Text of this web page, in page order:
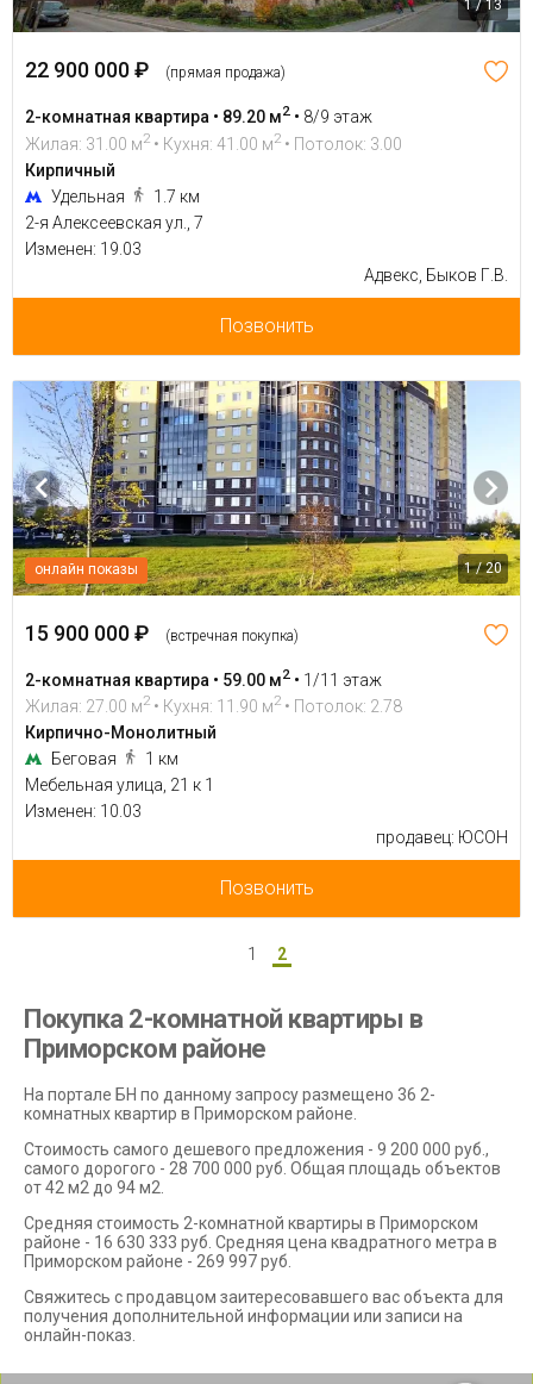
1 / 13
22 900 000 ₽ (прямая продажа)
2-комнатная квартира • 89.20 м2 • 8/9 этаж
Жилая: 31.00 м2 • Кухня: 41.00 м2 • Потолок: 3.00
Кирпичный
Удельная
1.7 км
2-я Алексеевская ул., 7
Изменен: 19.03
Адвекс, Быков Г.В.
Позвонить
онлайн показы 1 / 20
15 900 000 ₽ (встречная покупка)
2-комнатная квартира • 59.00 м2 • 1/11 этаж
Жилая: 27.00 м2 • Кухня: 11.90 м2 • Потолок: 2.78
Кирпично-Монолитный
Беговая
1 км
Мебельная улица, 21 к 1
Изменен: 10.03
продавец: ЮСОН
Позвонить
1 2
Покупка 2-комнатной квартиры в
Приморском районе
На портале БН по данному запросу размещено 36 2-
комнатных квартир в Приморском районе.
Стоимость самого дешевого предложения - 9 200 000 руб.,
самого дорогого - 28 700 000 руб. Общая площадь объектов
от 42 м2 до 94 м2.
Средняя стоимость 2-комнатной квартиры в Приморском
районе - 16 630 333 руб. Средняя цена квадратного метра в
Приморском районе - 269 997 руб.
Свяжитесь с продавцом заитересовавшего вас объекта для
получения дополнительной информации или записи на
онлайн-показ.